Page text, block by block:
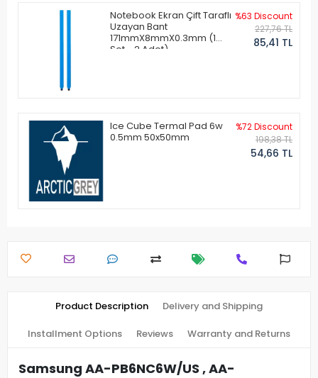
Notebook Ekran Çift Taraflı
Uzayan Bant
171mmX8mmX0.3mm (1
Set - 2 Adet)
%63 Discount
227,76 TL
85,41 TL
Ice Cube Termal Pad 6w
0.5mm 50x50mm
%72 Discount
198,38 TL
54,66 TL
Product Description Delivery and Shipping
Installment Options Reviews Warranty and Returns
Samsung AA-PB6NC6W/US , AA-